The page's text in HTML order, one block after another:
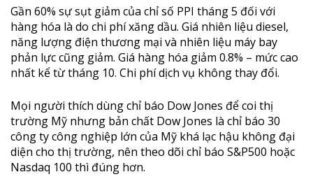
Gần 60% sự sụt giảm của chỉ số PPI tháng 5 đối với
hàng hóa là do chi phí xăng dầu. Giá nhiên liệu diesel,
năng lượng điện thương mại và nhiên liệu máy bay
phản lực cũng giảm. Giá hàng hóa giảm 0.8% – mức cao
nhất kể từ tháng 10. Chi phí dịch vụ không thay đổi.
Mọi người thích dùng chỉ báo Dow Jones để coi thị
trường Mỹ nhưng bản chất Dow Jones là chỉ báo 30
công ty công nghiệp lớn của Mỹ khá lạc hậu không đại
diện cho thị trường, nên theo dõi chỉ báo S&P500 hoặc
Nasdaq 100 thì đúng hơn.